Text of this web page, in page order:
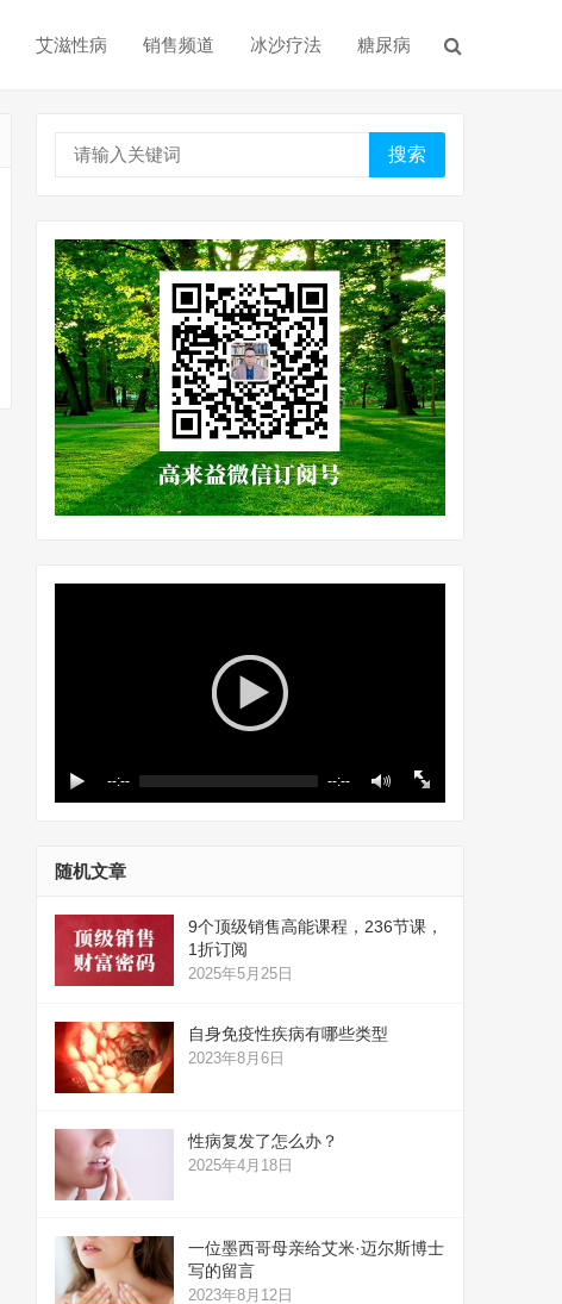
艾滋性病 销售频道 冰沙疗法 糖尿病
搜索
--:-- --:--
随机文章
9个顶级销售高能课程，236节课，
1折订阅
2025年5月25日
自身免疫性疾病有哪些类型
2023年8月6日
性病复发了怎么办？
2025年4月18日
一位墨西哥母亲给艾米·迈尔斯博士
写的留言
2023年8月12日